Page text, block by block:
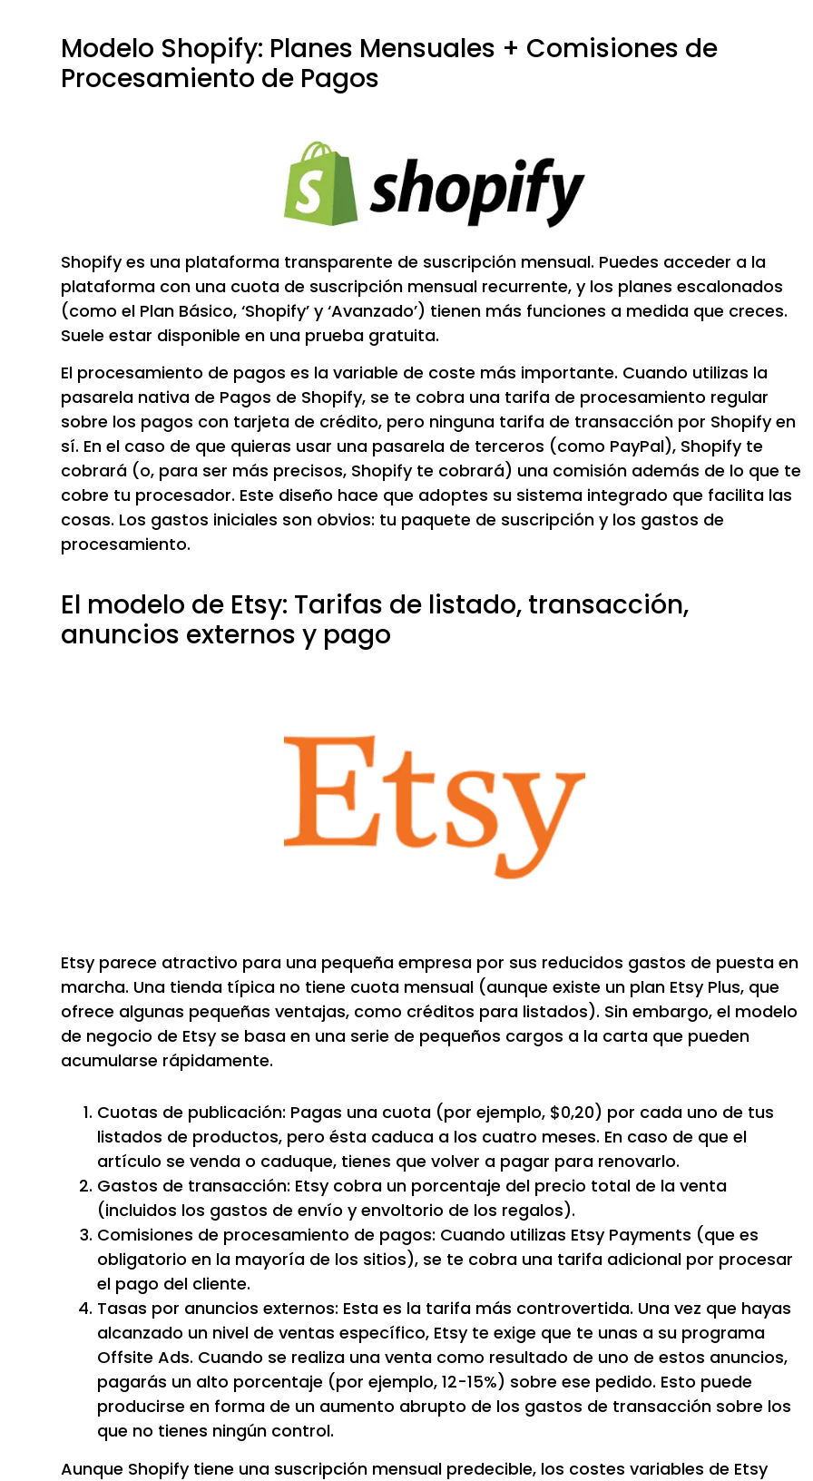
Modelo Shopify: Planes Mensuales + Comisiones de
Procesamiento de Pagos
Shopify es una plataforma transparente de suscripción mensual. Puedes acceder a la
plataforma con una cuota de suscripción mensual recurrente, y los planes escalonados
(como el Plan Básico, ‘Shopify’ y ‘Avanzado’) tienen más funciones a medida que creces.
Suele estar disponible en una prueba gratuita.
El procesamiento de pagos es la variable de coste más importante. Cuando utilizas la
pasarela nativa de Pagos de Shopify, se te cobra una tarifa de procesamiento regular
sobre los pagos con tarjeta de crédito, pero ninguna tarifa de transacción por Shopify en
sí. En el caso de que quieras usar una pasarela de terceros (como PayPal), Shopify te
cobrará (o, para ser más precisos, Shopify te cobrará) una comisión además de lo que te
cobre tu procesador. Este diseño hace que adoptes su sistema integrado que facilita las
cosas. Los gastos iniciales son obvios: tu paquete de suscripción y los gastos de
procesamiento.
El modelo de Etsy: Tarifas de listado, transacción,
anuncios externos y pago
Etsy parece atractivo para una pequeña empresa por sus reducidos gastos de puesta en
marcha. Una tienda típica no tiene cuota mensual (aunque existe un plan Etsy Plus, que
ofrece algunas pequeñas ventajas, como créditos para listados). Sin embargo, el modelo
de negocio de Etsy se basa en una serie de pequeños cargos a la carta que pueden
acumularse rápidamente.
Cuotas de publicación: Pagas una cuota (por ejemplo, $0,20) por cada uno de tus
listados de productos, pero ésta caduca a los cuatro meses. En caso de que el
artículo se venda o caduque, tienes que volver a pagar para renovarlo.
Gastos de transacción: Etsy cobra un porcentaje del precio total de la venta
(incluidos los gastos de envío y envoltorio de los regalos).
Comisiones de procesamiento de pagos: Cuando utilizas Etsy Payments (que es
obligatorio en la mayoría de los sitios), se te cobra una tarifa adicional por procesar
el pago del cliente.
Tasas por anuncios externos: Esta es la tarifa más controvertida. Una vez que hayas
alcanzado un nivel de ventas específico, Etsy te exige que te unas a su programa
Offsite Ads. Cuando se realiza una venta como resultado de uno de estos anuncios,
pagarás un alto porcentaje (por ejemplo, 12-15%) sobre ese pedido. Esto puede
producirse en forma de un aumento abrupto de los gastos de transacción sobre los
que no tienes ningún control.
Aunque Shopify tiene una suscripción mensual predecible, los costes variables de Etsy